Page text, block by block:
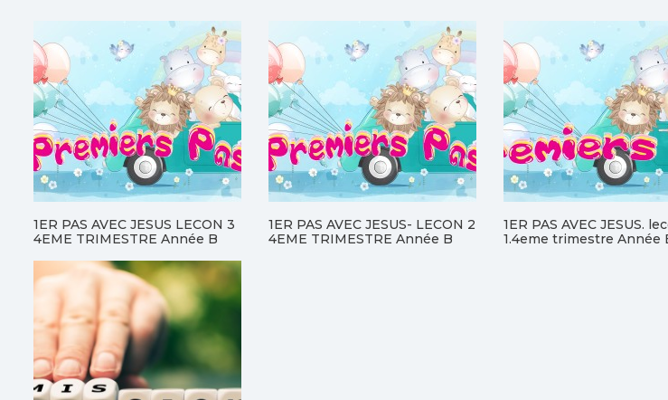
1ER PAS AVEC JESUS LECON 3
4EME TRIMESTRE Année B
1ER PAS AVEC JESUS- LECON 2
4EME TRIMESTRE Année B
1ER PAS AVEC JESUS.
1.4eme trimestre Année